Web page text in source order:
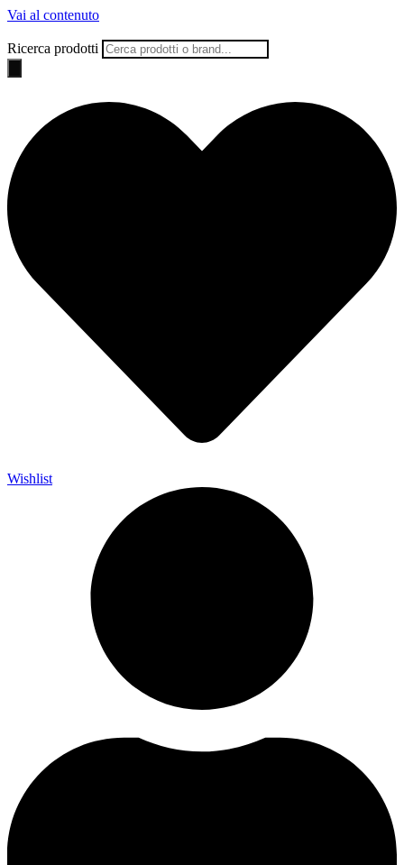
Vai al contenuto
Ricerca prodotti
Wishlist